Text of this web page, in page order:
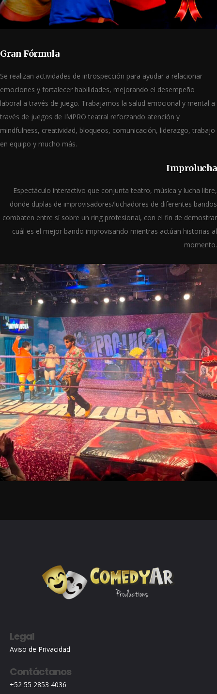
Gran Fórmula
Se realizan actividades de introspección para ayudar a relacionar
emociones y fortalecer habilidades, mejorando el desempeño
laboral a través de juego. Trabajamos la salud emocional y mental a
través de juegos de IMPRO teatral reforzando atencíón y
mindfulness, creatividad, bloqueos, comunicación, liderazgo, trabajo
en equipo y mucho más.
Improlucha
Espectáculo interactivo que conjunta teatro, música y lucha libre,
donde duplas de improvisadores/luchadores de diferentes bandos
combaten entre sí sobre un ring profesional, con el fin de demostrar
cuál es el mejor bando improvisando mientras actúan historias al
momento.
Legal
Aviso de Privacidad
Contáctanos
+52 55 2853 4036